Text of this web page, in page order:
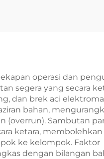
operasi dan
segera yang secara
dan brek aci
bahan,
(overrun). Sambutan
ketara, membolehkan
ke kelompok. Faktor
dengan bilangan